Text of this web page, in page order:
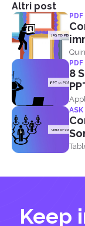
Altri post
8
Keep